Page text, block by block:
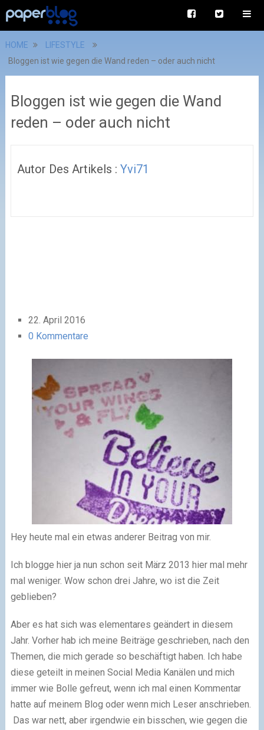
HOME
LIFESTYLE
Bloggen ist wie gegen die Wand reden – oder auch nicht
Bloggen ist wie gegen die Wand
reden – oder auch nicht
Autor Des Artikels : Yvi71
22. April 2016
0 Kommentare
Hey heute mal ein etwas anderer Beitrag von mir.
Ich blogge hier ja nun schon seit März 2013 hier mal mehr
mal weniger. Wow schon drei Jahre, wo ist die Zeit
geblieben?
Aber es hat sich was elementares geändert in diesem
Jahr. Vorher hab ich meine Beiträge geschrieben, nach den
Themen, die mich gerade so beschäftigt haben. Ich habe
diese geteilt in meinen Social Media Kanälen und mich
immer wie Bolle gefreut, wenn ich mal einen Kommentar
hatte auf meinem Blog oder wenn mich Leser anschrieben.
Das war nett, aber irgendwie ein bisschen, wie gegen die